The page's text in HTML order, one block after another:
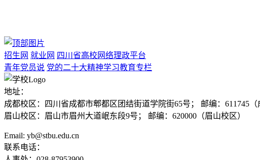
招生网 就业网 四川省高校网络理政平台
青年党员说 党的二十大精神学习教育专栏
地址：
成都校区：四川省成都市郫都区团结街道学院街65号；
邮编：611745（
眉山校区：眉山市眉州大道岷东段9号；
邮编：620000（眉山校区）
Email: yb@stbu.edu.cn
联系电话：